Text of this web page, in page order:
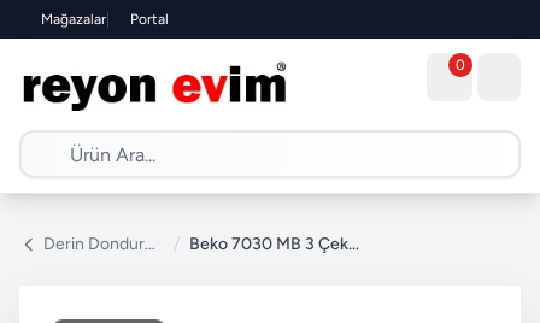
Mağazalar| Portal
0
Derin Dondurucu / Beko 7030 MB 3 Çekmeceli Derin Dondurucu